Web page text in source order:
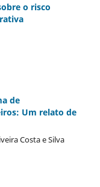
o risco
de
Um relato de
Costa e Silva